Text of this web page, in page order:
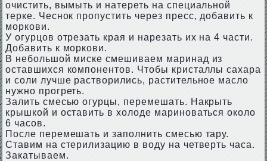
очистить, вымыть и натереть на специальной
терке. Чеснок пропустить через пресс, добавить к
моркови.
У огурцов отрезать края и нарезать их на 4 части.
Добавить к моркови.
В небольшой миске смешиваем маринад из
оставшихся компонентов. Чтобы кристаллы сахара
и соли лучше растворились, растительное масло
нужно прогреть.
Залить смесью огурцы, перемешать. Накрыть
крышкой и оставить в холоде мариноваться около
6 часов.
После перемешать и заполнить смесью тару.
Ставим на стерилизацию в воду на четверть часа.
Закатываем.